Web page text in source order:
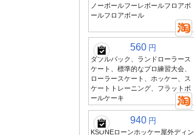
ノーボールフーレボールフロアボ
ールフロアボール
560 円
ダブルパック、ランドローラース
ケート、標準的なプロ練習大会、
ローラースケート、ホッケー、ス
ケートトレーニング、フラットボ
ールケーキ
940 円
KSONEローンホッケー屋外ディン